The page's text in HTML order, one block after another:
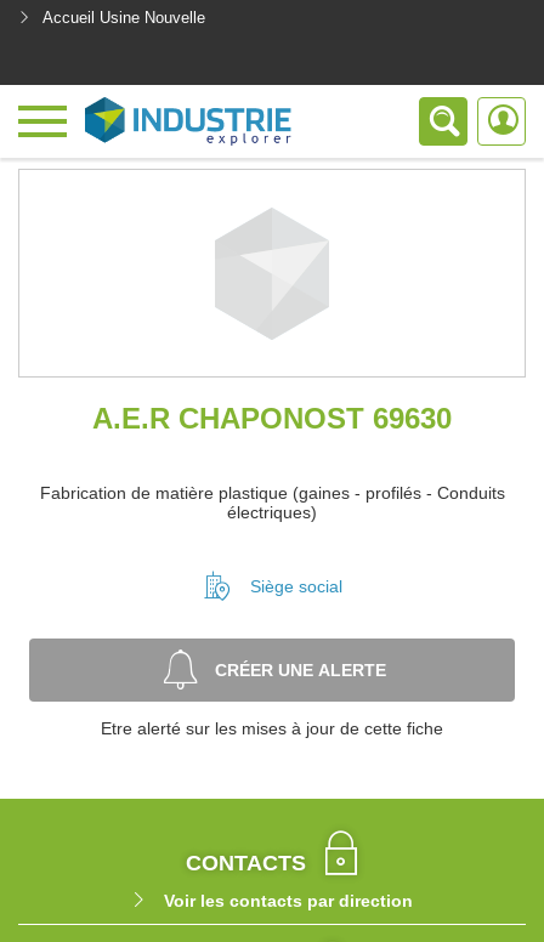
Accueil Usine Nouvelle
A.E.R CHAPONOST 69630
Fabrication de matière plastique (gaines - profilés - Conduits
électriques)
Siège social
CRÉER UNE ALERTE
Etre alerté sur les mises à jour de cette fiche
CONTACTS
Voir les contacts par direction